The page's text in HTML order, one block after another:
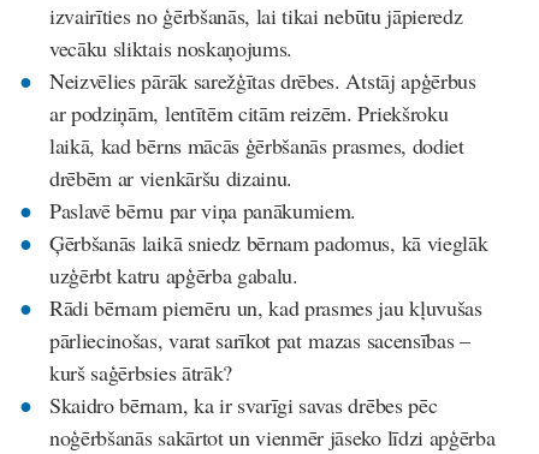
izvairīties no ģērbšanās, lai tikai nebūtu jāpieredz
vecāku sliktais noskaņojums.
Neizvēlies pārāk sarežģītas drēbes. Atstāj apģērbus
ar podziņām, lentītēm citām reizēm. Priekšroku
laikā, kad bērns mācās ģērbšanās prasmes, dodiet
drēbēm ar vienkāršu dizainu.
Paslavē bērnu par viņa panākumiem.
Ģērbšanās laikā sniedz bērnam padomus, kā vieglāk
uzģērbt katru apģērba gabalu.
Rādi bērnam piemēru un, kad prasmes jau kļuvušas
pārliecinošas, varat sarīkot pat mazas sacensības –
kurš saģērbsies ātrāk?
Skaidro bērnam, ka ir svarīgi savas drēbes pēc
noģērbšanās sakārtot un vienmēr jāseko līdzi apģērba